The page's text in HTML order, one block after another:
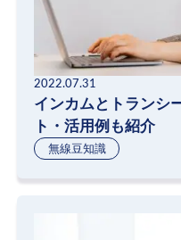
2022.07.31
インカムとトランシ
ト・活用例も紹介
無線豆知識